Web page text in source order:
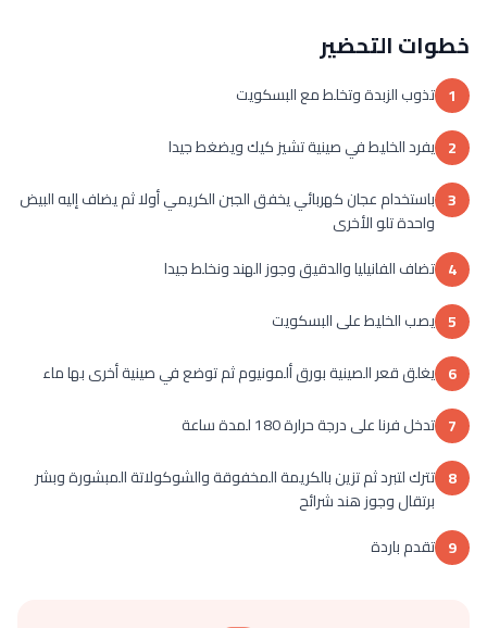
خطوات التحضير
1 تذوب الزبدة وتخلط مع البسكويت
2 يفرد الخليط في صينية تشيز كيك ويضغط جيدا
3 باستخدام عجان كهربائي يخفق الجبن الكريمي أولا ثم يضاف إليه البيض
واحدة تلو الأخرى
4 تضاف الفانيليا والدقيق وجوز الهند ونخلط جيدا
5 يصب الخليط على البسكويت
6 يغلق قعر الصينية بورق ألمونيوم ثم توضع في صينية أخرى بها ماء
7 تدخل فرنا على درجة حرارة 180 لمدة ساعة
8 تترك لتبرد ثم تزين بالكريمة المخفوقة والشوكولاتة المبشورة وبشر
برتقال وجوز هند شرائح
9 تقدم باردة